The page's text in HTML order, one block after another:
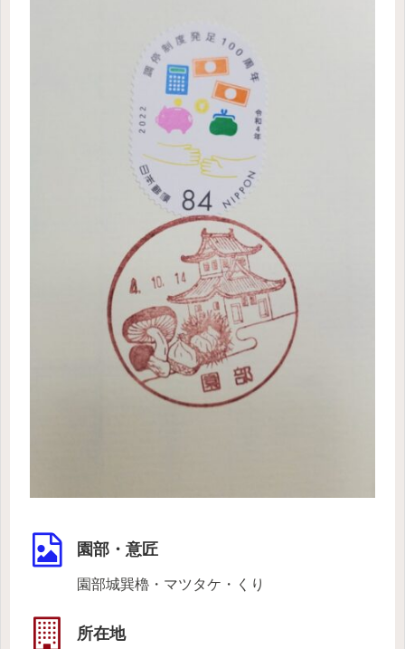
園部・意匠
園部城巽櫓・マツタケ・くり
所在地